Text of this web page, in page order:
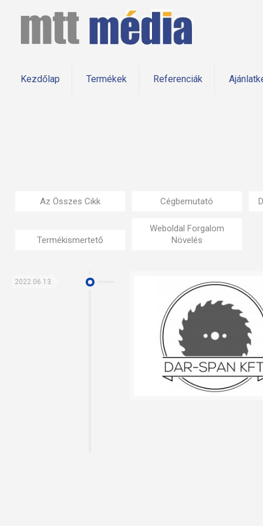
Kezdőlap Termékek Referenciák
Az Összes Cikk Cégbemutató
Termékismertető
Weboldal Forgalom
Növelés
2022.06.13.